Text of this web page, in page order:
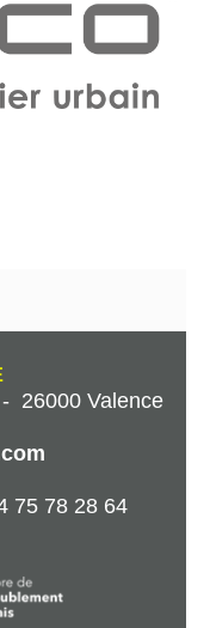
26000 Valence
75 78 28 64